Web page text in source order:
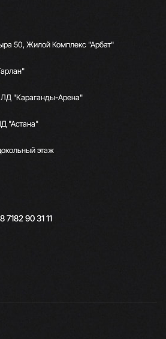
50, Жилой Комплекс "Арбат"
​ЛД "Караганды-Арена"
"Астана"
этаж
7182 90 31 11